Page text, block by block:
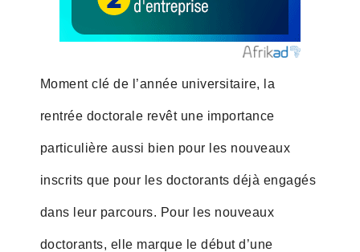
Moment clé de l’année universitaire, la
rentrée doctorale revêt une importance
particulière aussi bien pour les nouveaux
inscrits que pour les doctorants déjà engagés
dans leur parcours. Pour les nouveaux
doctorants, elle marque le début d’une